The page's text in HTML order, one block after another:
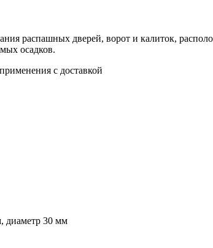
распашных дверей, ворот и калиток,
осадков.
с доставкой
диаметр 30 мм